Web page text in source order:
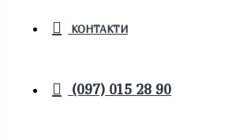
КОНТАКТИ
(097) 015 28 90